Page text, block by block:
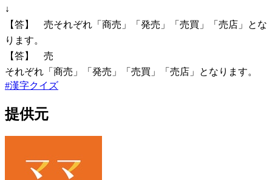
↓
【答】 売それぞれ「商売」「発売」「売買」「売店」とな
ります。
【答】 売
それぞれ「商売」「発売」「売買」「売店」となります。
#漢字クイズ
提供元